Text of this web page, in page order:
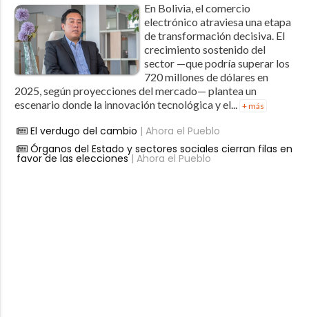
En Bolivia, el comercio
electrónico atraviesa una etapa
de transformación decisiva. El
crecimiento sostenido del
sector —que podría superar los
720 millones de dólares en
2025, según proyecciones del mercado— plantea un
escenario donde la innovación tecnológica y el... + más
El verdugo del cambio | Ahora el Pueblo
Órganos del Estado y sectores sociales cierran filas en
favor de las elecciones| Ahora el Pueblo